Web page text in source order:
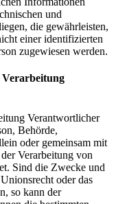
und
die gewährleisten,
einer identifizierten
zugewiesen werden.
Verantwortlicher
Behörde,
oder gemeinsam mit
Verarbeitung von
Sind die Zwecke und
oder das
so kann der